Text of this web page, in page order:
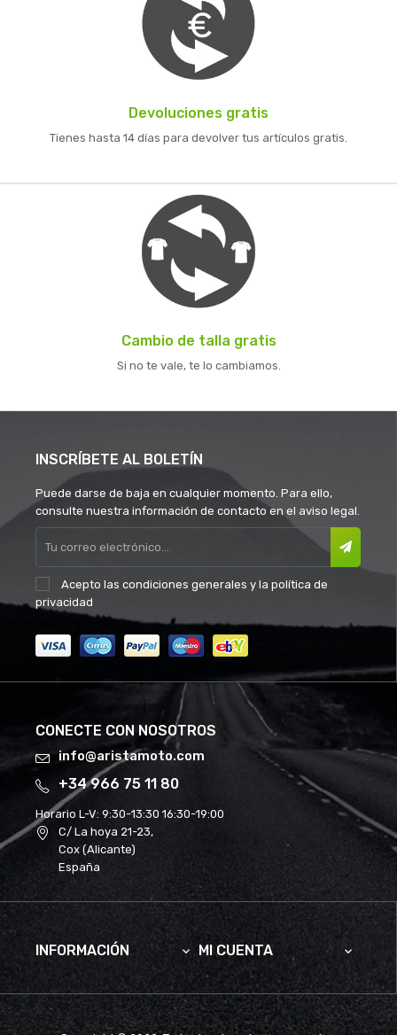
Devoluciones gratis
Tienes hasta 14 días para devolver tus artículos gratis.
Cambio de talla gratis
Si no te vale, te lo cambiamos.
INSCRÍBETE AL BOLETÍN
Puede darse de baja en cualquier momento. Para ello,
consulte nuestra información de contacto en el aviso legal.
Acepto las condiciones generales y la política de
privacidad
CONECTE CON NOSOTROS
info@aristamoto.com
+34 966 75 11 80
Horario L-V: 9:30-13:30 16:30-19:00
C/ La hoya 21-23,
Cox (Alicante)
España
INFORMACIÓN  MI CUENTA 